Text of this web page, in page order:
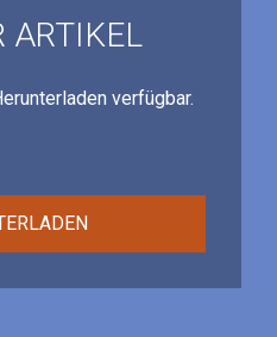
ARTIKEL
verfügbar.